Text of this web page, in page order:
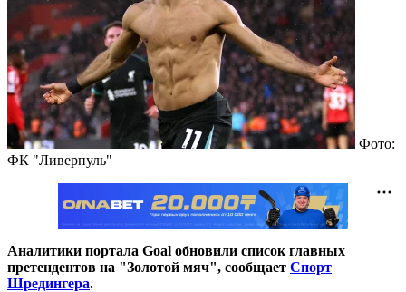
Фото:
ФК "Ливерпуль"
Аналитики портала Goal обновили список главных
претендентов на "Золотой мяч", сообщает Спорт
Шредингера.